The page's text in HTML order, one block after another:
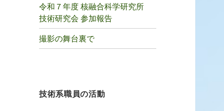
令和７年度 核融合科学研究所
技術研究会 参加報告
撮影の舞台裏で
技術系職員の活動